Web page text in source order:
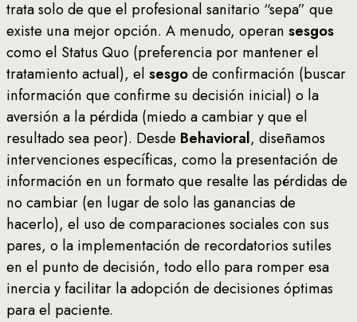
trata solo de que el profesional sanitario “sepa” que
existe una mejor opción. A menudo, operan sesgos
como el Status Quo (preferencia por mantener el
tratamiento actual), el sesgode confirmación (buscar
información que confirme su decisión inicial) o la
aversión a la pérdida (miedo a cambiar y que el
resultado sea peor). Desde Behavioral, diseñamos
intervenciones específicas, como la presentación de
información en un formato que resalte las pérdidas de
no cambiar (en lugar de solo las ganancias de
hacerlo), el uso de comparaciones sociales con sus
pares, o la implementación de recordatorios sutiles
en el punto de decisión, todo ello para romper esa
inercia y facilitar la adopción de decisiones óptimas
para el paciente.